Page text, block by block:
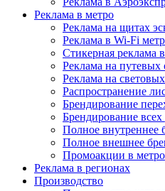
Реклама в метро
Реклама на щитах
Реклама в Wi-Fi
Стикерная реклама
Реклама на путевых
Реклама на
Распространение
Брендирование
Брендирование
Полное внутреннее
Полное внешнее
Промоакции в метро
Реклама в регионах
Производство